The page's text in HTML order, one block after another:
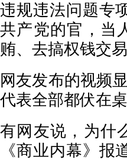
违规违法问题专
共产党的官，当
贿、去搞权钱交
网友发布的视频
代表全部都伏在
有网友说，为什
《商业内幕》报